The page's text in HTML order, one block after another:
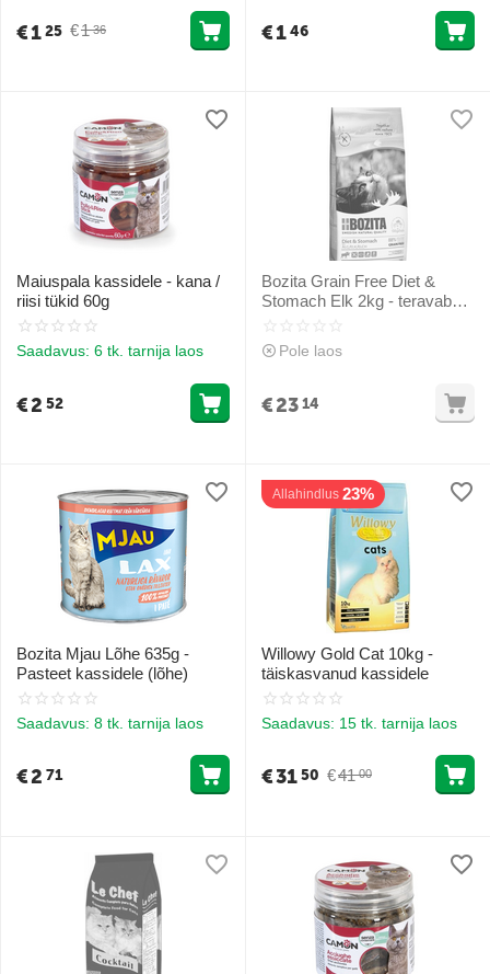
€1 36
€125 €146
Maiuspala kassidele - kana /
riisi tükid 60g
Saadavus: 6 tk. tarnija laos
€2 52
Bozita Grain Free Diet &
Stomach Elk 2kg - teravaba
nõudlikele kassidele
Pole laos
€2314
Bozita Mjau Lõhe 635g -
Pasteet kassidele (lõhe)
Saadavus: 8 tk. tarnija laos
€2 71
Allahindlus 23%
Willowy Gold Cat 10kg -
täiskasvanud kassidele
Saadavus: 15 tk. tarnija laos
€41 00
€3150